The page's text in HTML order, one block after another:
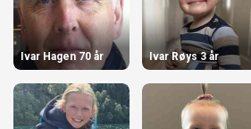
Ivar Hagen 70 år Ivar Røys 3 år